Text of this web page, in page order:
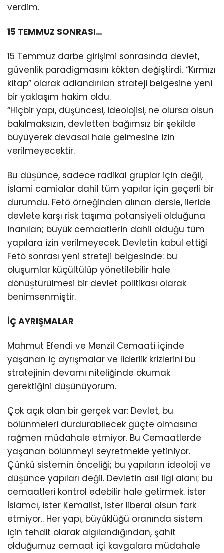
verdim.
15 TEMMUZ SONRASI…
15 Temmuz darbe girişimi sonrasında devlet,
güvenlik paradigmasını kökten değiştirdi. “Kırmızı
kitap” olarak adlandırılan strateji belgesine yeni
bir yaklaşım hakim oldu.
“Hiçbir yapı, düşüncesi, ideolojisi, ne olursa olsun
bakılmaksızın, devletten bağımsız bir şekilde
büyüyerek devasal hale gelmesine izin
verilmeyecektir.
Bu düşünce, sadece radikal gruplar için değil,
İslami camialar dahil tüm yapılar için geçerli bir
durumdu. Fetö örneğinden alınan dersle, ileride
devlete karşı risk taşıma potansiyeli olduğuna
inanılan; büyük cemaatlerin dahil olduğu tüm
yapılara izin verilmeyecek. Devletin kabul ettiği
Fetö sonrası yeni streteji belgesinde: bu
oluşumlar küçültülüp yönetilebilir hale
dönüştürülmesi bir devlet politikası olarak
benimsenmiştir.
İÇ AYRIŞMALAR
Mahmut Efendi ve Menzil Cemaati içinde
yaşanan iç ayrışmalar ve liderlik krizlerini bu
stratejinin devamı niteliğinde okumak
gerektiğini düşünüyorum.
Çok açık olan bir gerçek var: Devlet, bu
bölünmeleri durdurabilecek güçte olmasına
rağmen müdahale etmiyor. Bu Cemaatlerde
yaşanan bölünmeyi seyretmekle yetiniyor.
Çünkü sistemin önceliği; bu yapıların ideoloji ve
düşünce yapıları değil. Devletin asıl ilgi alanı; bu
cemaatleri kontrol edebilir hale getirmek. İster
İslamcı, ister Kemalist, ister liberal olsun fark
etmiyor.. Her yapı, büyüklüğü oranında sistem
için tehdit olarak algılandığından, şahit
olduğumuz cemaat içi kavgalara müdahale